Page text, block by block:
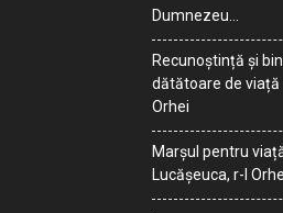
Dumnezeu…
Recunoștință și
dătătoare de
Orhei
Marșul pentru
Lucășeuca, r-l